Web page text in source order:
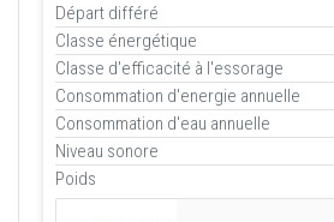
Départ différé
Classe énergétique
Classe d'efficacité à l'essorage
Consommation d'energie annuelle
Consommation d'eau annuelle
Niveau sonore
Poids